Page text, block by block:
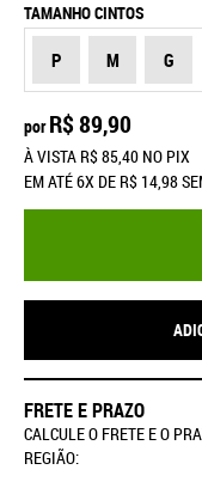
TAMANHO CINTOS
P M G
por R$ 89,90
À VISTA R$ 85,40 NO PIX
EM ATÉ6X DE R$ 14,98
FRETE E PRAZO
CALCULE O FRETE E O
REGIÃO: